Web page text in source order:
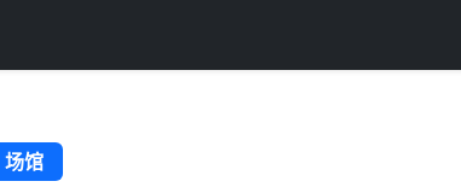
场馆